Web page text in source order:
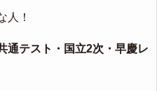
人！
通テスト・国立2次・早慶レ